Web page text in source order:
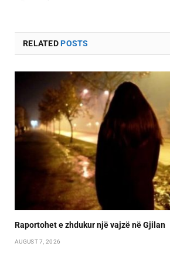
RELATEDPOSTS
Raportohet e zhdukur një vajzë në Gjilan
AUGUST 7, 2026